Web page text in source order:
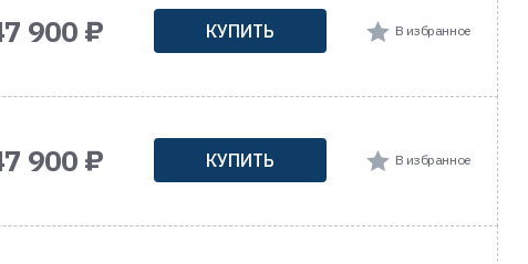
900 ₽ КУПИТЬ В избранное
900 ₽ КУПИТЬ В избранное